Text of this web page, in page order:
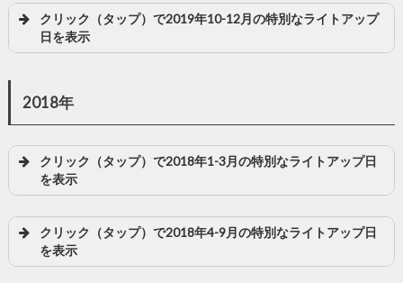
クリック（タップ）で2019年10-12月の特別なライトアップ
日を表示
2018年
クリック（タップ）で2018年1-3月の特別なライトアップ日
を表示
クリック（タップ）で2018年4-9月の特別なライトアップ日
を表示